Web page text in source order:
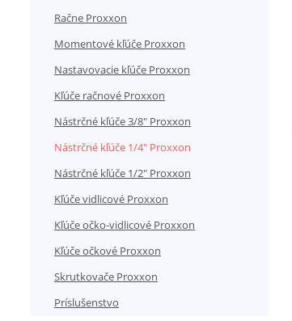
Račne Proxxon
Momentové kľúče Proxxon
Nastavovacie kľúče Proxxon
Kľúče račnové Proxxon
Nástrčné kľúče 3/8" Proxxon
Nástrčné kľúče 1/4" Proxxon
Nástrčné kľúče 1/2" Proxxon
Kľúče vidlicové Proxxon
Kľúče očko-vidlicové Proxxon
Kľúče očkové Proxxon
Skrutkovače Proxxon
Príslušenstvo